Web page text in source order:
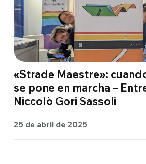
«Strade Maestre»:
se pone en marcha –
Niccolò Gori Sassoli
25 de abril de 2025